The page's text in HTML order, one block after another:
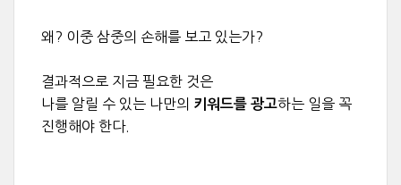
왜? 이중 삼중의 손해를 보고 있는가?
결과적으로 지금 필요한 것은
나를 알릴 수 있는 나만의 키워드를 광고하는 일을 꼭
진행해야 한다.